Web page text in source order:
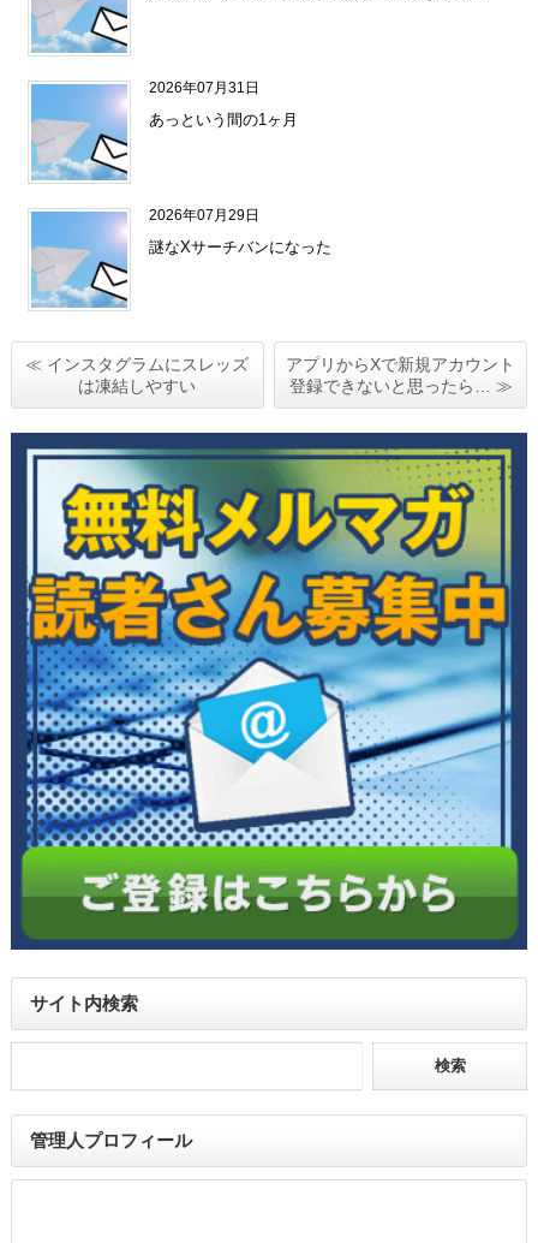
2026年07月31日
あっという間の1ヶ月
2026年07月29日
謎なXサーチバンになった
≪ インスタグラムにスレッズ
は凍結しやすい
アプリからXで新規アカウント
登録できないと思ったら… ≫
サイト内検索
管理人プロフィール